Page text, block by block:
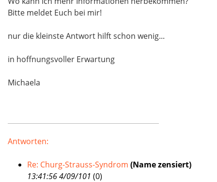
Bitte meldet Euch bei mir!
nur die kleinste Antwort hilft schon wenig...
in hoffnungsvoller Erwartung
Michaela
Antworten:
Re: Churg-Strauss-Syndrom (Name zensiert)
13:41:56 4/09/101 (0)